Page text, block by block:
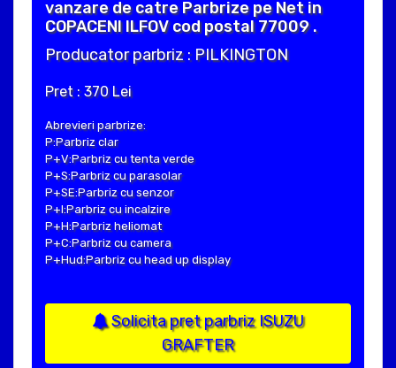
vanzare de catre Parbrize pe Net in
COPACENI ILFOV cod postal 77009 .
Producator parbriz : PILKINGTON
Pret : 370 Lei
Abrevieri parbrize:
P:Parbriz clar
P+V:Parbriz cu tenta verde
P+S:Parbriz cu parasolar
P+SE:Parbriz cu senzor
P+I:Parbriz cu incalzire
P+H:Parbriz heliomat
P+C:Parbriz cu camera
P+Hud:Parbriz cu head up display
Solicita pret parbriz ISUZU
GRAFTER